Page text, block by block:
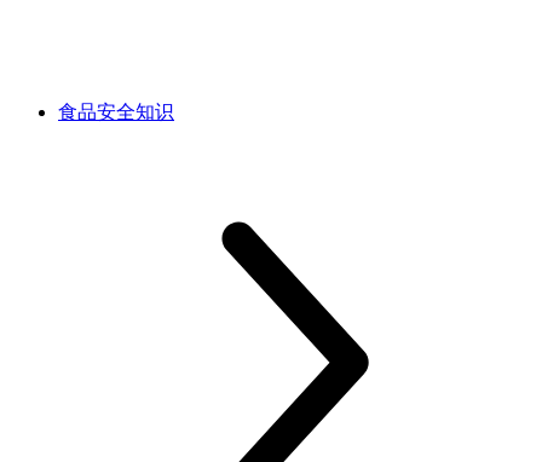
食品安全知识